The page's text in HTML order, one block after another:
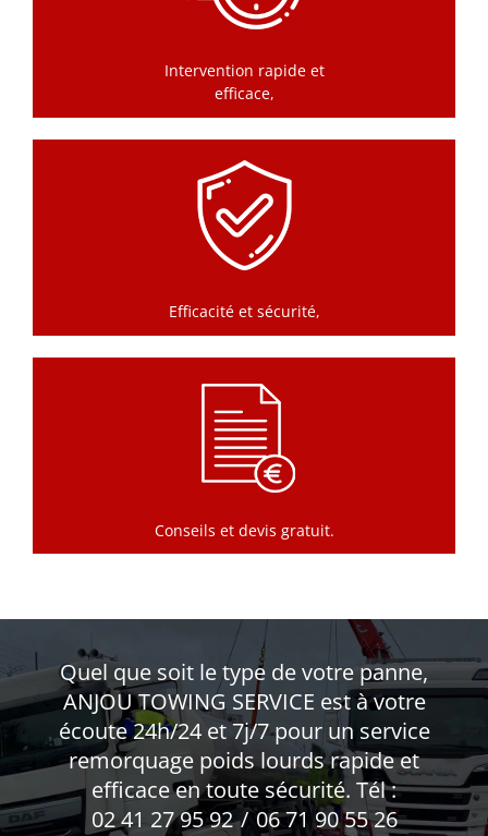
Intervention rapide et
efficace,
Efficacité et sécurité,
Conseils et devis gratuit.
Quel que soit le type de votre panne,
ANJOU TOWING SERVICE est à votre
écoute 24h/24 et 7j/7 pour un service
remorquage poids lourds rapide et
efficace en toute sécurité. Tél :
02 41 27 95 92/06 71 90 55 26